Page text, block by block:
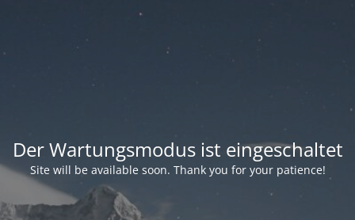
Der Wartungsmodus ist eingeschaltet
Site will be available soon. Thank you for your patience!